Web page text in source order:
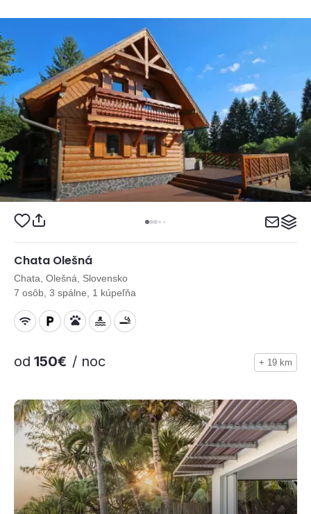
Chata Olešná
Chata, Olešná, Slovensko
7 osôb, 3 spálne, 1 kúpeľňa
od 150€ / noc + 19 km